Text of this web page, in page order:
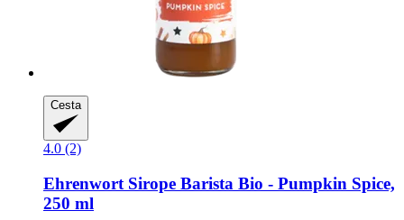
Cesta
4.0 (2)
Ehrenwort Sirope Barista Bio -​ Pumpkin Spice,
250 ml